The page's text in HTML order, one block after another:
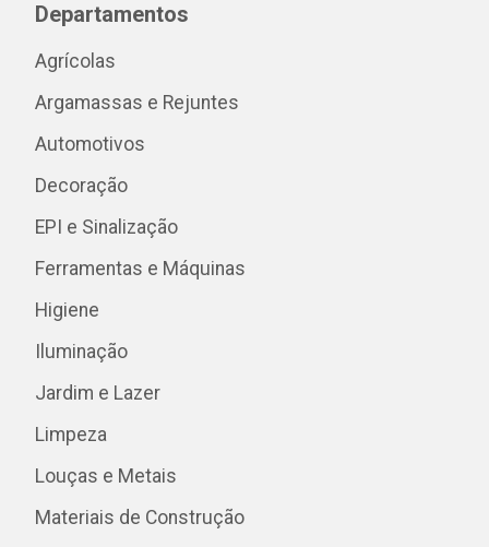
Departamentos
Agrícolas
Argamassas e Rejuntes
Automotivos
Decoração
EPI e Sinalização
Ferramentas e Máquinas
Higiene
Iluminação
Jardim e Lazer
Limpeza
Louças e Metais
Materiais de Construção